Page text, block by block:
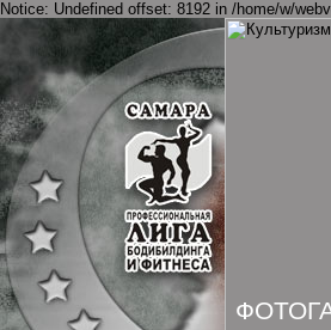
Notice: Undefined offset: 8192 in /home/w/